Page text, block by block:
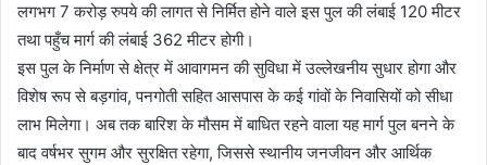
लगभग 7 करोड़ रुपये की लागत से निर्मित होने वाले इस पुल की लंबाई 120 मीटर
तथा पहुँच मार्ग की लंबाई 362 मीटर होगी।
इस पुल के निर्माण से क्षेत्र में आवागमन की सुविधा में उल्लेखनीय सुधार होगा और
विशेष रूप से बड़गांव, पनगोती सहित आसपास के कई गांवों के निवासियों को सीधा
लाभ मिलेगा। अब तक बारिश के मौसम में बाधित रहने वाला यह मार्ग पुल बनने के
बाद वर्षभर सुगम और सुरक्षित रहेगा, जिससे स्थानीय जनजीवन और आर्थिक